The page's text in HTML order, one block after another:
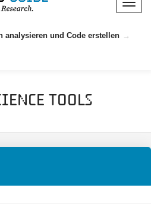
analysieren und Code erstellen
Tools